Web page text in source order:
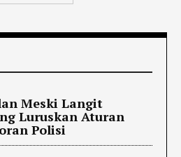
Meski Langit
Luruskan Aturan
Polisi